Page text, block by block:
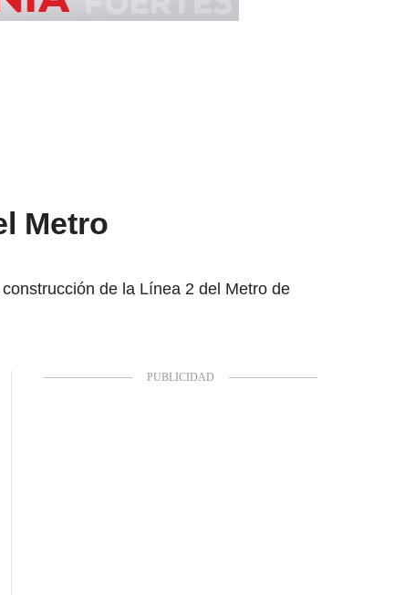
Metro
de la Línea 2 del Metro de